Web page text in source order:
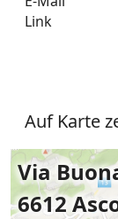
Link
Auf Karte
Via
6612